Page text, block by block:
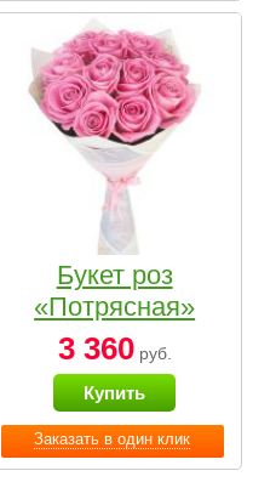
Заказать в один клик
Букет роз
«Потрясная»
3 360руб.
Купить